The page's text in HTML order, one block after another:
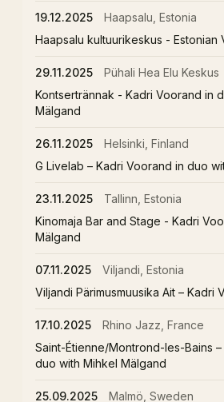
19.12.2025
Haapsalu, Estonia
Haapsalu kultuurikeskus - Estonian
29.11.2025
Pühali Hea Elu Keskus
Kontsertrännak - Kadri Voorand in
Mälgand
26.11.2025
Helsinki, Finland
G Livelab – Kadri Voorand in duo
23.11.2025
Tallinn, Estonia
Kinomaja Bar and Stage - Kadri
Mälgand
07.11.2025
Viljandi, Estonia
Viljandi Pärimusmuusika Ait – Kadri
17.10.2025
Rhino Jazz, France
Saint-Étienne/Montrond-les-Bains
duo with Mihkel Mälgand
25.09.2025
Malmö, Sweden